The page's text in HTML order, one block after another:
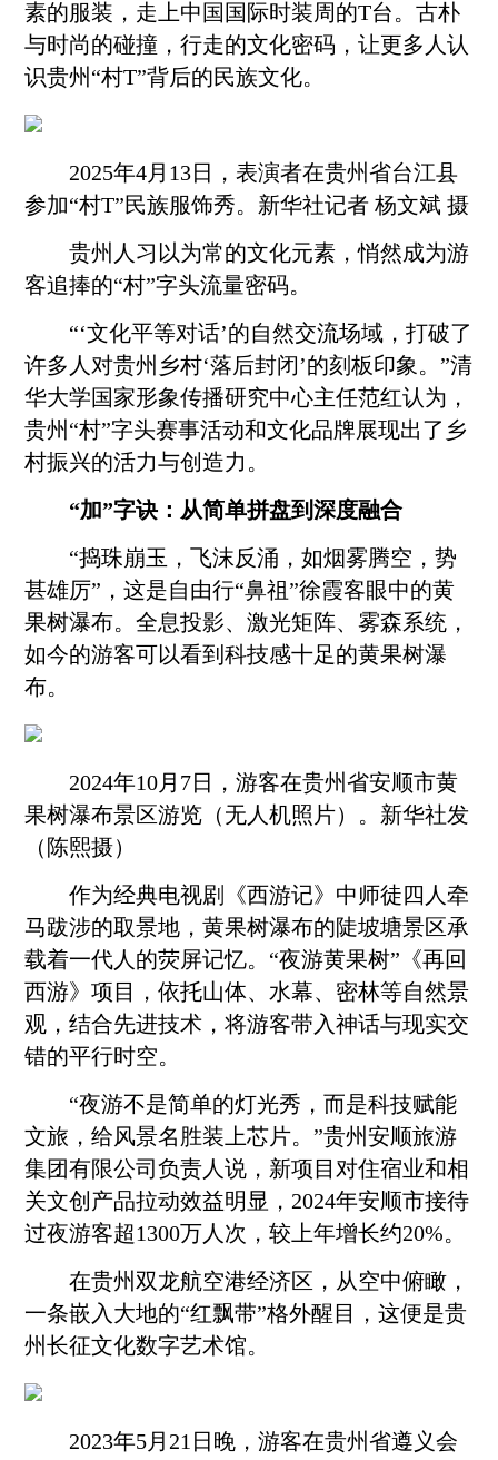
素的服装，走上中国国际时装周的T台。古朴
与时尚的碰撞，行走的文化密码，让更多人认
识贵州“村T”背后的民族文化。
2025年4月13日，表演者在贵州省台江县
参加“村T”民族服饰秀。新华社记者 杨文斌 摄
贵州人习以为常的文化元素，悄然成为游
客追捧的“村”字头流量密码。
“‘文化平等对话’的自然交流场域，打破了
许多人对贵州乡村‘落后封闭’的刻板印象。”清
华大学国家形象传播研究中心主任范红认为，
贵州“村”字头赛事活动和文化品牌展现出了 乡
村振兴的活力与创造力。
“加”字诀：从简单拼盘到深度融合
“捣珠崩玉，飞沫反涌，如烟雾腾空，势
甚雄厉”，这是自由行“鼻祖”徐霞客眼中的黄
果树瀑布。全息投影、激光矩阵、雾森系统，
如今的游客可以看到科技感十足的黄果树瀑
布。
2024年10月7日，游客在贵州省安顺市黄
果树瀑布景区游览（无人机照片）。新华社发
（陈熙摄）
作为经典电视剧《西游记》中师徒四人牵
马跋涉的取景地，黄果树瀑布的陡坡塘景区承
载着一代人的荧屏记忆。“夜游黄果树”《再回
西游》项目，依托山体、水幕、密林等自然景
观，结合先进技术，将游客带入神话与现实交
错的平行时空。
“夜游不是简单的灯光秀，而是科技赋能
文旅，给风景名胜装上芯片。”贵州安顺旅游
集团有限公司负责人说，新项目对住宿业和相
关文创产品拉动效益明显，2024年安顺市接待
过夜游客超1300万人次，较上年增长约20%。
在贵州双龙航空港经济区，从空中俯瞰，
一条嵌入大地的“红飘带”格外醒目，这便是贵
州长征文化数字艺术馆。
2023年5月21日晚，游客在贵州省遵义会